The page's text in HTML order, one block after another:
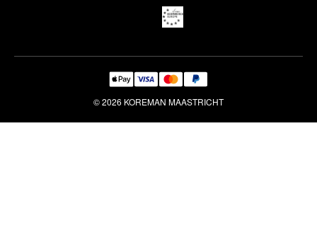
© 2026 KOREMAN MAASTRICHT